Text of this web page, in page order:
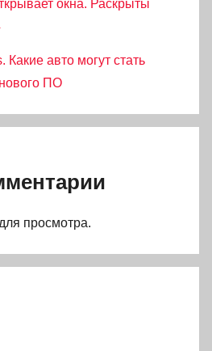
окна. Раскрыты
Какие авто могут стать
ПО
просмотра.